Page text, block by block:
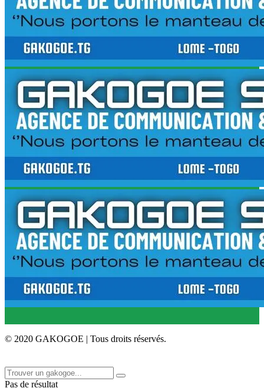
© 2020 GAKOGOE | Tous droits réservés.
Pas de résultat